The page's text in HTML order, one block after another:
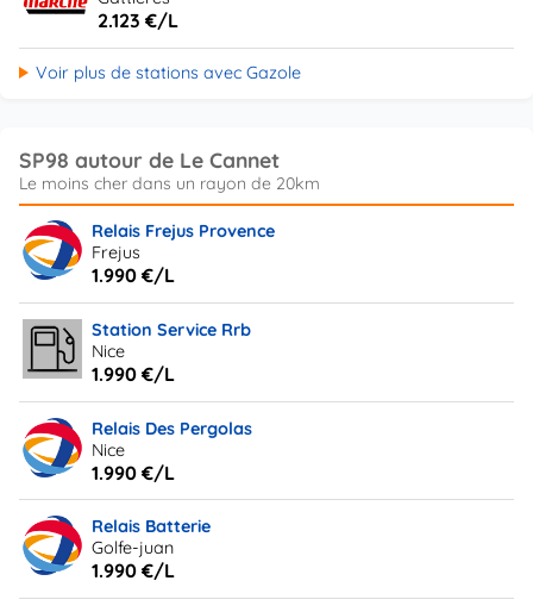
2.123 €/L
Voir plus de stations avec Gazole
SP98 autour de Le Cannet
Relais Frejus Provence
Frejus
1.990 €/L
Station Service Rrb
Nice
1.990 €/L
Relais Des Pergolas
Nice
1.990 €/L
Relais Batterie
Golfe-juan
1.990 €/L